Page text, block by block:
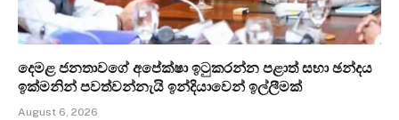
දෙමළ ජනතාවගේ අපේක්ෂා ඉටුකරන්න පළාත් සභා ඡන්දය
ඉක්මනින් පවත්වන්නැයි ඉන්දියාවෙන් ඉල්ලීමක්
August 6, 2026